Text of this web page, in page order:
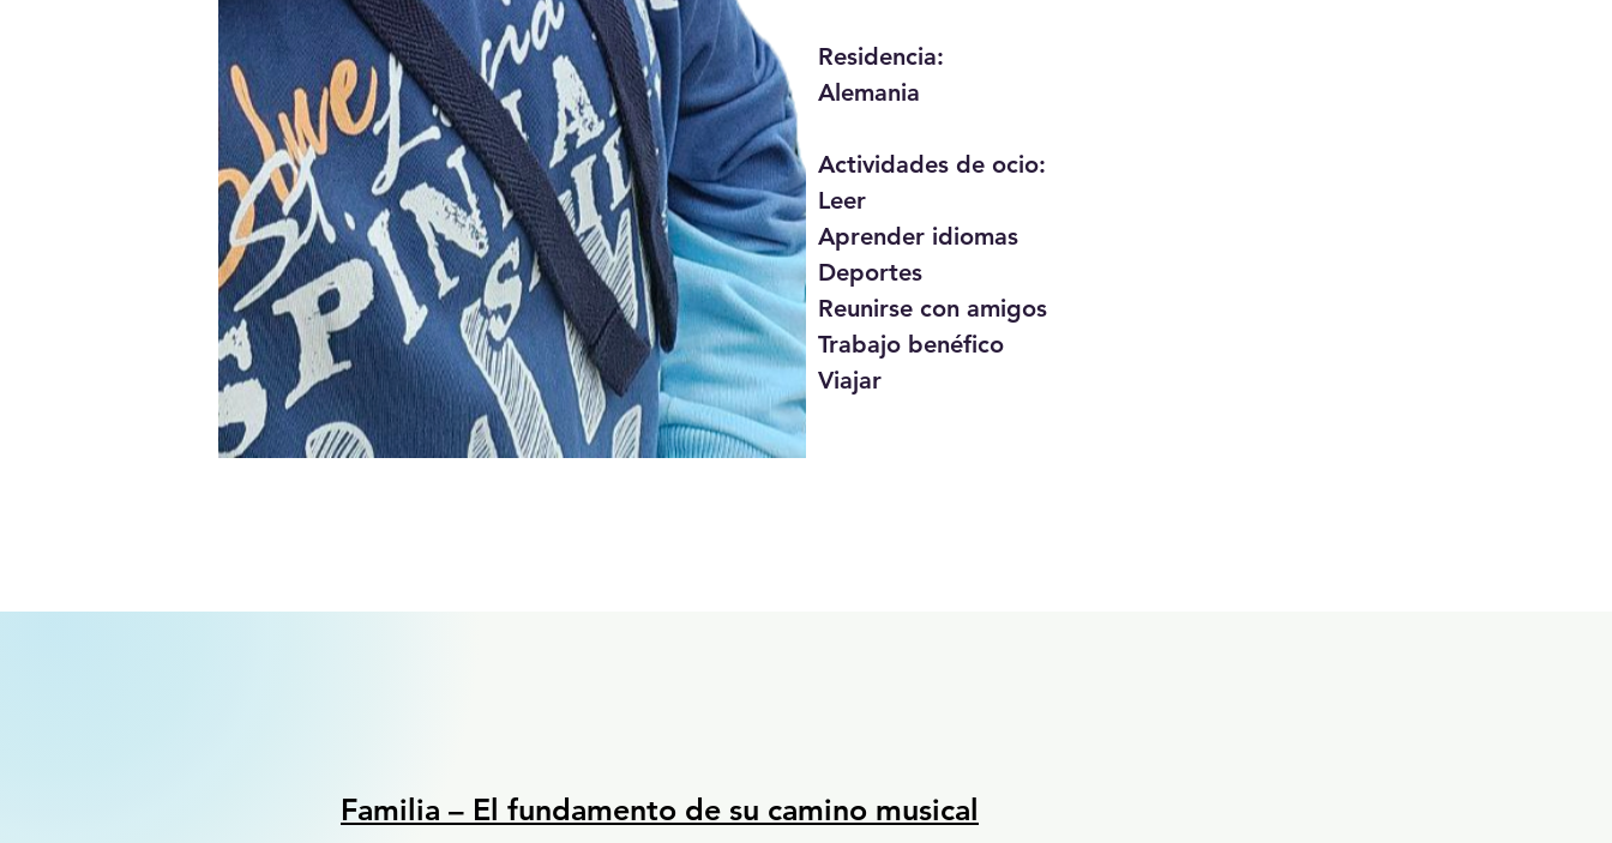
Residencia:
Alemania
Actividades de ocio:
Leer
Aprender idiomas
Deportes
Reunirse con amigos
Trabajo benéfico
Viajar
Familia – El fundamento de su camino musical